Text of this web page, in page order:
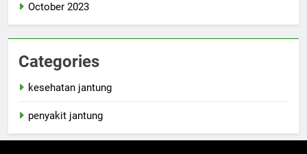
October 2023
Categories
kesehatan jantung
penyakit jantung